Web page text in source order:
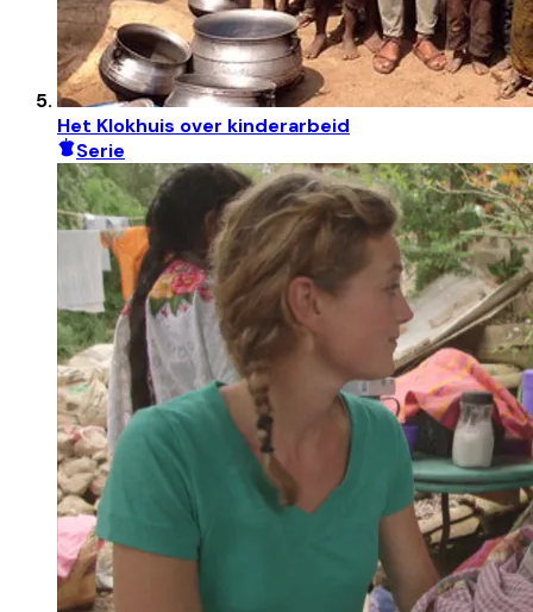
Het Klokhuis over kinderarbeid
Serie